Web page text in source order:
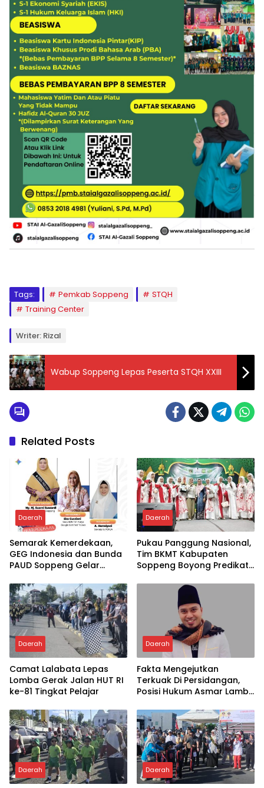
Tags: Pemkab Soppeng
STQH
Training Center
Writer: Rizal
Wabup Soppeng Lepas Peserta STQH XXIII
Related Posts
Daerah
Semarak Kemerdekaan,
GEG Indonesia dan Bunda
PAUD Soppeng Gelar
Daerah
Pukau Panggung Nasional,
Tim BKMT Kabupaten
Soppeng Boyong Predikat
Daerah
Camat Lalabata Lepas
Lomba Gerak Jalan HUT RI
ke-81 Tingkat Pelajar
Daerah
Fakta Mengejutkan
Terkuak Di Persidangan,
Posisi Hukum Asmar Lambo
Daerah Daerah